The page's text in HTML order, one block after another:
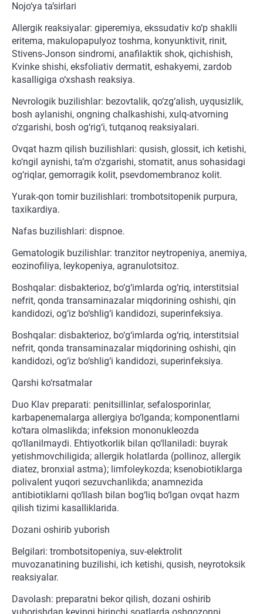
Nojo‘ya ta’sirlari
Allergik reaksiyalar: giperemiya, ekssudativ ko‘p shaklli
eritema, makulopapulyoz toshma, konyunktivit, rinit,
Stivens-Jonson sindromi, anafilaktik shok, qichishish,
Kvinke shishi, eksfoliativ dermatit, eshakyemi, zardob
kasalligiga o‘xshash reaksiya.
Nevrologik buzilishlar: bezovtalik, qo‘zg‘alish, uyqusizlik,
bosh aylanishi, ongning chalkashishi, xulq-atvorning
o‘zgarishi, bosh og‘rig‘i, tutqanoq reaksiyalari.
Ovqat hazm qilish buzilishlari: qusish, glossit, ich ketishi,
ko‘ngil aynishi, ta’m o‘zgarishi, stomatit, anus sohasidagi
og‘riqlar, gemorragik kolit, psevdomembranoz kolit.
Yurak-qon tomir buzilishlari: trombotsitopenik purpura,
taxikardiya.
Nafas buzilishlari: dispnoe.
Gematologik buzilishlar: tranzitor neytropeniya, anemiya,
eozinofiliya, leykopeniya, agranulotsitoz.
Boshqalar: disbakterioz, bo‘g‘imlarda og‘riq, interstitsial
nefrit, qonda transaminazalar miqdorining oshishi, qin
kandidozi, og‘iz bo‘shlig‘i kandidozi, superinfeksiya.
Boshqalar: disbakterioz, bo‘g‘imlarda og‘riq, interstitsial
nefrit, qonda transaminazalar miqdorining oshishi, qin
kandidozi, og‘iz bo‘shlig‘i kandidozi, superinfeksiya.
Qarshi ko‘rsatmalar
Duo Klav preparati: penitsillinlar, sefalosporinlar,
karbapenemalarga allergiya bo‘lganda; komponentlarni
ko‘tara olmaslikda; infeksion mononukleozda
qo‘llanilmaydi. Ehtiyotkorlik bilan qo‘llaniladi: buyrak
yetishmovchiligida; allergik holatlarda (pollinoz, allergik
diatez, bronxial astma); limfoleykozda; ksenobiotiklarga
polivalent yuqori sezuvchanlikda; anamnezida
antibiotiklarni qo‘llash bilan bog‘liq bo‘lgan ovqat hazm
qilish tizimi kasalliklarida.
Dozani oshirib yuborish
Belgilari: trombotsitopeniya, suv-elektrolit
muvozanatining buzilishi, ich ketishi, qusish, neyrotoksik
reaksiyalar.
Davolash: preparatni bekor qilish, dozani oshirib